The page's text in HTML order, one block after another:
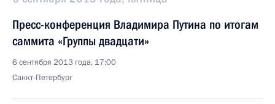
Пресс-конференция Владимира Путина по итогам
саммита «Группы двадцати»
6 сентября 2013 года, 17:00
Санкт-Петербург